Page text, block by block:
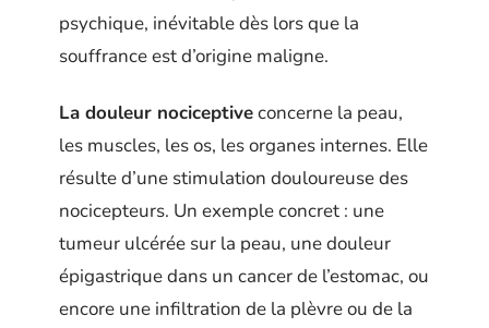
psychique, inévitable dès lors que la
souffrance est d’origine maligne.
La douleur nociceptiveconcerne la peau,
les muscles, les os, les organes internes. Elle
résulte d’une stimulation douloureuse des
nocicepteurs. Un exemple concret : une
tumeur ulcérée sur la peau, une douleur
épigastrique dans un cancer de l’estomac, ou
encore une infiltration de la plèvre ou de la